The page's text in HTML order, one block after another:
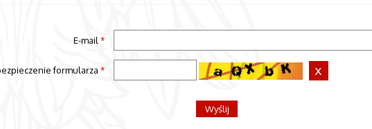
E-mail *
formularza *